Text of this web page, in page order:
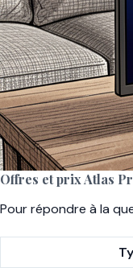
Offres et prix Atlas
Pour répondre à la